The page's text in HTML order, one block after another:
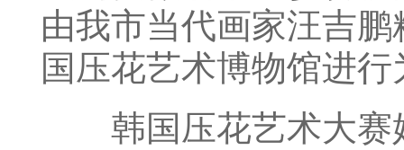
由我市当代画家汪吉
国压花艺术博物馆进
韩国压花艺术大赛